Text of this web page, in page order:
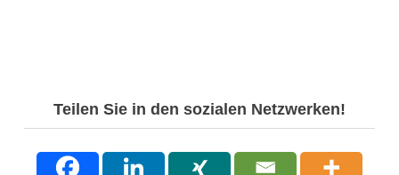
Teilen Sie in den sozialen Netzwerken!